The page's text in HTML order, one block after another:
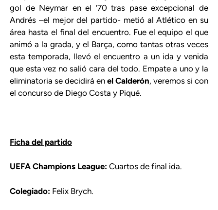
gol de Neymar en el ’70 tras pase excepcional de
Andrés –el mejor del partido- metió al Atlético en su
área hasta el final del encuentro. Fue el equipo el que
animó a la grada, y el Barça, como tantas otras veces
esta temporada, llevó el encuentro a un ida y venida
que esta vez no salió cara del todo. Empate a uno y la
eliminatoria se decidirá en el Calderón, veremos si con
el concurso de Diego Costa y Piqué.
Ficha del partido
UEFA Champions League: Cuartos de final ida.
Colegiado: Felix Brych.